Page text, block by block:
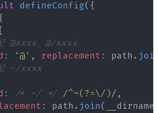
defineConfig( {
@xxxx、@/xxxx
: '@' , replacement : path .
~/xxxx
: /* ~/ */ /^~(?=\/)/ ,
: path . join( __dirname